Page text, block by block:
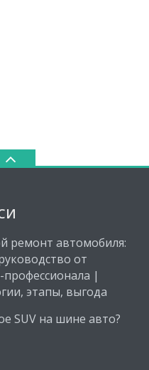
ремонт автомобиля:
от
профессионала |
этапы, выгода
SUV на шине авто?